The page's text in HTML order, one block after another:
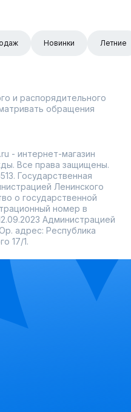
Новинки Летние
и распорядительного
обращения
- интернет-магазин
Все права защищены.
Государственная
Ленинского
о государственной
номер в
Администрацией
адрес: Республика
17/1.